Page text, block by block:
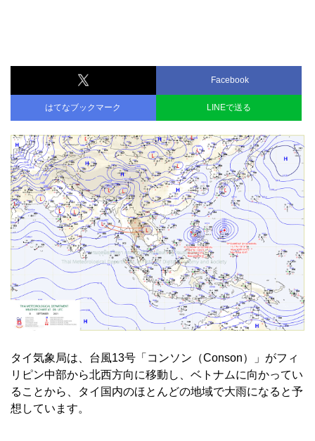
Facebook
はてなブックマーク LINEで送る
タイ気象局は、台風13号「コンソン（Conson）」がフィ
リピン中部から北西方向に移動し、ベトナムに向かってい
ることから、タイ国内のほとんどの地域で大雨になると予
想しています。